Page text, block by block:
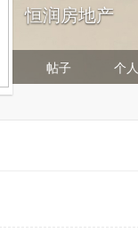
恒润房地产
帖子 个